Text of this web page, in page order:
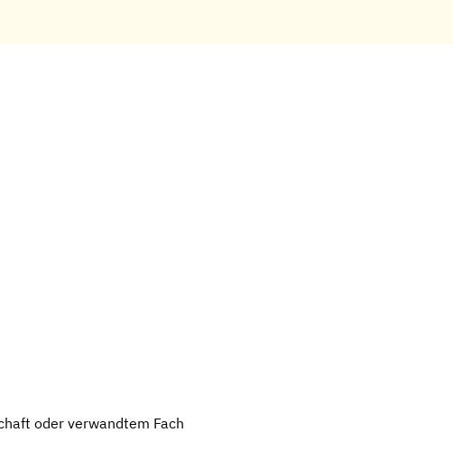
oder verwandtem Fach